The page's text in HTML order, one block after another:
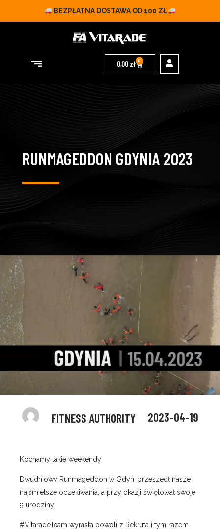
BEZPŁATNA DOSTAWA OD 100 ZŁ
0,00 zł 0
RUNMAGEDDON GDYNIA 2023
FITNESS AUTHORITY 2023-04-19
Kochamy takie weekendy!
Dwudniowy Runmageddon w Gdyni przeszedł nasze
najśmielsze oczekiwania, a przy okazji świętował swoje
9 urodziny.
#VitaradeTeam wyrasta powoli z Rekruta i tym razem